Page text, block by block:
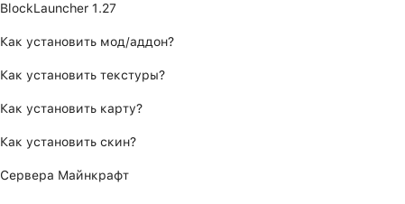
BlockLauncher 1.27
Как установить мод/аддон?
Как установить текстуры?
Как установить карту?
Как установить скин?
Сервера Майнкрафт